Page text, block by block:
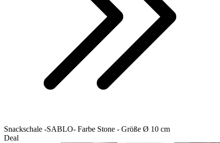
Snackschale -SABLO- Farbe Stone - Größe Ø 10 cm
Deal